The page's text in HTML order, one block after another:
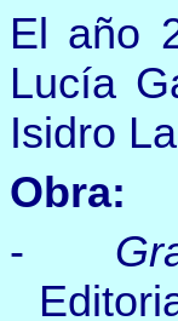
El año
Lucía
Isidro
Obra:
-